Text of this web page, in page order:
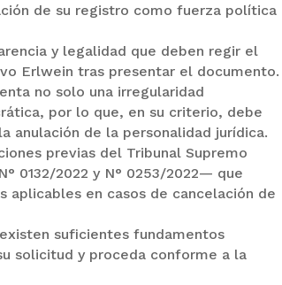
de su registro como fuerza política
y legalidad que deben regir el
Erlwein tras presentar el documento.
no solo una irregularidad
por lo que, en su criterio, debe
anulación de la personalidad jurídica.
previas del Tribunal Supremo
0132/2022 y N° 0253/2022— que
en casos de cancelación de
suficientes fundamentos
solicitud y proceda conforme a la